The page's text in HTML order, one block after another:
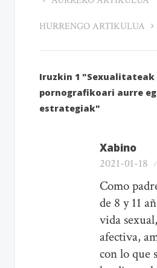
HURRENGO ARTIKULUA
Iruzkin 1 "Sexualitateak
pornografikoari aurre
estrategiak"
Xabino
2021-01-18
Como
de 8 y 11
vida
afectiva,
con lo que